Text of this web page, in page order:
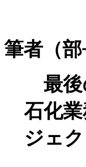
他社
筆者（
最後
石化
ジェ